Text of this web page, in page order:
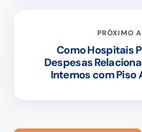
PRÓXIMO
Como Hospitais
Despesas
Internos com